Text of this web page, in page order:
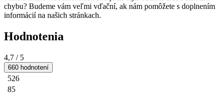
chybu? Budeme vám veľmi vďační, ak nám pomôžete s doplnením
informácií na našich stránkach.
Hodnotenia
4,7 / 5
660 hodnotení
526
85